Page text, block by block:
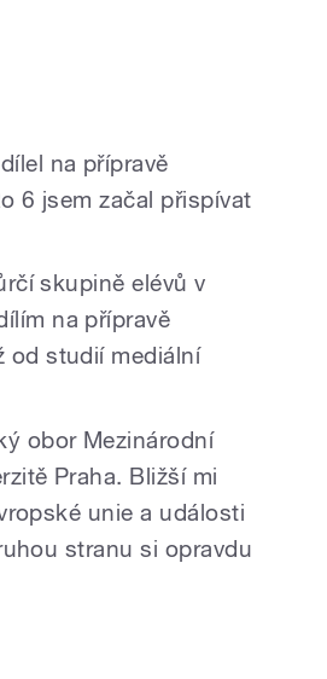
na přípravě
6 jsem začal přispívat
skupině elévů v
na přípravě
od studií mediální
obor Mezinárodní
Praha. Bližší mi
unie a události
stranu si opravdu